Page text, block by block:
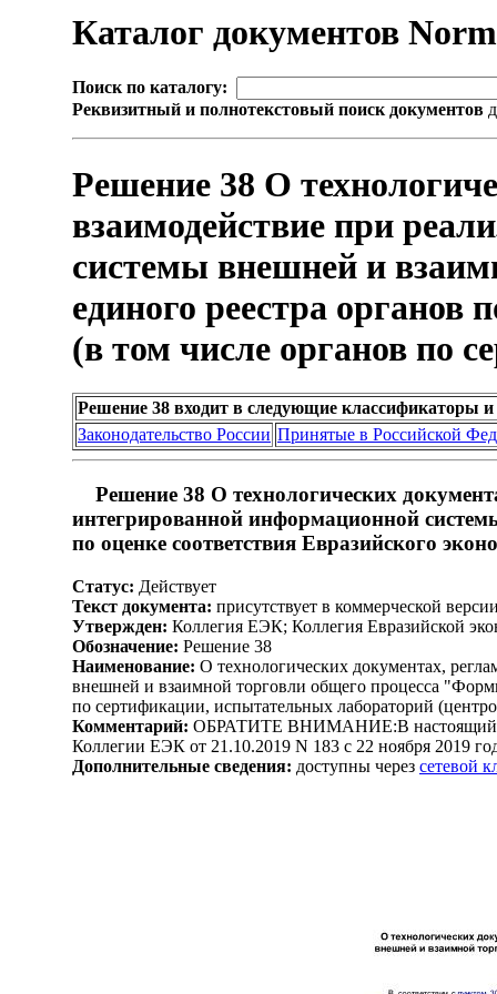
Каталог документов
Поиск по каталогу:
Реквизитный и полнотекстовый поиск документов
Решение 38 О
взаимодействие при
системы внешней и
единого реестра органов
(в том числе органов по
Решение 38 входит в следующие классификаторы и
Законодательство России Принятые в Российской
Решение 38 О технологических
интегрированной информационной
по оценке соответствия Евразийского
Статус: Действует
Текст документа: присутствует в коммерческой
Утвержден: Коллегия ЕЭК; Коллегия Евразийской
Обозначение: Решение 38
Наименование: О технологических документах,
внешней и взаимной торговли общего процесса
по сертификации, испытательных лабораторий
Комментарий: ОБРАТИТЕ ВНИМАНИЕ:В настоящий
Коллегии ЕЭК от 21.10.2019 N 183 с 22 ноября 2019
Дополнительные сведения: доступны через сетевой